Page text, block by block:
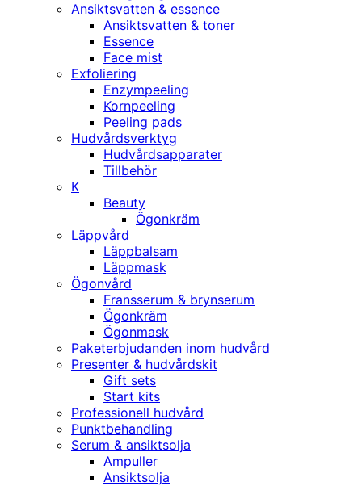
Ansiktsvatten & essence
Ansiktsvatten & toner
Essence
Face mist
Exfoliering
Enzympeeling
Kornpeeling
Peeling pads
Hudvårdsverktyg
Hudvårdsapparater
Tillbehör
K
Beauty
Ögonkräm
Läppvård
Läppbalsam
Läppmask
Ögonvård
Fransserum & brynserum
Ögonkräm
Ögonmask
Paketerbjudanden inom hudvård
Presenter & hudvårdskit
Gift sets
Start kits
Professionell hudvård
Punktbehandling
Serum & ansiktsolja
Ampuller
Ansiktsolja